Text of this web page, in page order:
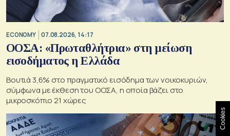
ECONOMY 07.08.2026, 14:17
ΟΟΣΑ: «Πρωταθλήτρια» στη μείωση
εισοδήματος η Ελλάδα
Βουτιά 3,6% στο πραγματικό εισόδημα των νοικοκυριών,
σύμφωνα με έκθεση του ΟΟΣΑ, η οποία βάζει στο
μικροσκόπιο 21 χώρες
Cookies